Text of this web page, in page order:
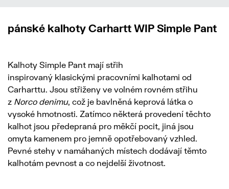
pánské kalhoty Carhartt WIP Simple Pant
Kalhoty Simple Pant mají střih
inspirovaný klasickými pracovními kalhotami od
Carharttu. Jsou střiženy ve volném rovném střihu
z Norco denimu, což je bavlněná keprová látka o
vysoké hmotnosti. Zatímco některá provedení těchto
kalhot jsou předepraná pro měkčí pocit, jiná jsou
omyta kamenem pro jemně opotřebovaný vzhled.
Pevné stehy v namáhaných místech dodávají těmto
kalhotám pevnost a co nejdelší životnost.